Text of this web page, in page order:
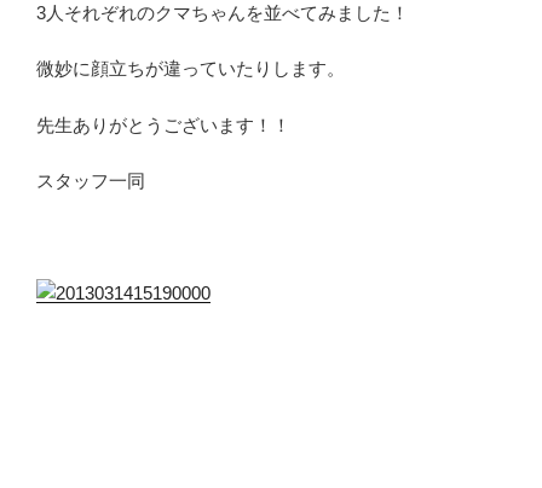
3人それぞれのクマちゃんを並べてみました！
微妙に顔立ちが違っていたりします。
先生ありがとうございます！！
スタッフ一同